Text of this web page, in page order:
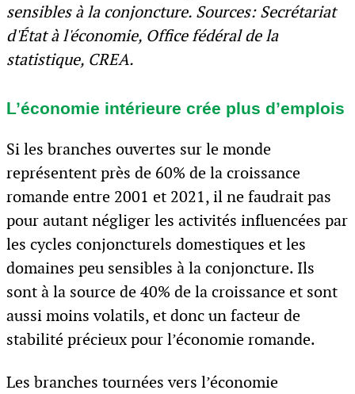
sensibles à la conjoncture. Sources: Secrétariat
d'État à l'économie, Office fédéral de la
statistique, CREA.
L’économie intérieure crée plus d’emplois
Si les branches ouvertes sur le monde
représentent près de 60% de la croissance
romande entre 2001 et 2021, il ne faudrait pas
pour autant négliger les activités influencées par
les cycles conjoncturels domestiques et les
domaines peu sensibles à la conjoncture. Ils
sont à la source de 40% de la croissance et sont
aussi moins volatils, et donc un facteur de
stabilité précieux pour l’économie romande.
Les branches tournées vers l’économie